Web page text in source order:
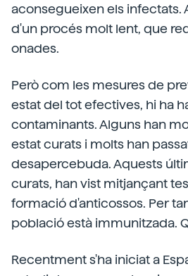
aconsegueixen els infectats.
d'un procés molt lent, que
onades.
Però com les mesures de
estat del tot efectives, hi ha
contaminants. Alguns han
estat curats i molts han
desapercebuda. Aquests
curats, han vist mitjançant
formació d'anticossos. Per
població està immunitzada.
Recentment s'ha iniciat a